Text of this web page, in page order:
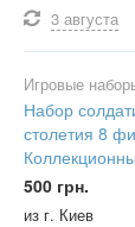
3 августа
Игровые
Набор
столетия 8
500 грн.
из г. Киев